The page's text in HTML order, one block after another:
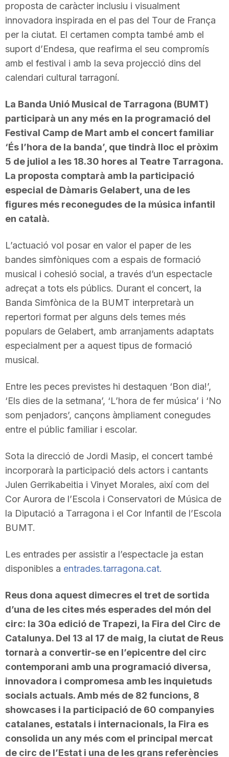
proposta de caràcter inclusiu i visualment
innovadora inspirada en el pas del Tour de França
per la ciutat. El certamen compta també amb el
suport d’Endesa, que reafirma el seu compromís
amb el festival i amb la seva projecció dins del
calendari cultural tarragoní.
La Banda Unió Musical de Tarragona (BUMT)
participarà un any més en la programació del
Festival Camp de Mart amb el concert familiar
‘És l’hora de la banda’, que tindrà lloc el pròxim
5 de juliol a les 18.30 hores al Teatre Tarragona.
La proposta comptarà amb la participació
especial de Dàmaris Gelabert, una de les
figures més reconegudes de la música infantil
en català.
L’actuació vol posar en valor el paper de les
bandes simfòniques com a espais de formació
musical i cohesió social, a través d’un espectacle
adreçat a tots els públics. Durant el concert, la
Banda Simfònica de la BUMT interpretarà un
repertori format per alguns dels temes més
populars de Gelabert, amb arranjaments adaptats
especialment per a aquest tipus de formació
musical.
Entre les peces previstes hi destaquen ‘Bon dia!’,
‘Els dies de la setmana’, ‘L’hora de fer música’ i ‘No
som penjadors’, cançons àmpliament conegudes
entre el públic familiar i escolar.
Sota la direcció de Jordi Masip, el concert també
incorporarà la participació dels actors i cantants
Julen Gerrikabeitia i Vinyet Morales, així com del
Cor Aurora de l’Escola i Conservatori de Música de
la Diputació a Tarragona i el Cor Infantil de l’Escola
BUMT.
Les entrades per assistir a l’espectacle ja estan
disponibles a entrades.tarragona.cat.
Reus dona aquest dimecres el tret de sortida
d’una de les cites més esperades del món del
circ: la 30a edició de Trapezi, la Fira del Circ de
Catalunya. Del 13 al 17 de maig, la ciutat de Reus
tornarà a convertir-se en l’epicentre del circ
contemporani amb una programació diversa,
innovadora i compromesa amb les inquietuds
socials actuals. Amb més de 82 funcions, 8
showcases i la participació de 60 companyies
catalanes, estatals i internacionals, la Fira es
consolida un any més com el principal mercat
de circ de l’Estat i una de les grans referències